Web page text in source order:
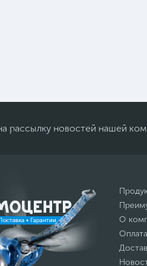
рассылку новостей нашей
О
Оплата